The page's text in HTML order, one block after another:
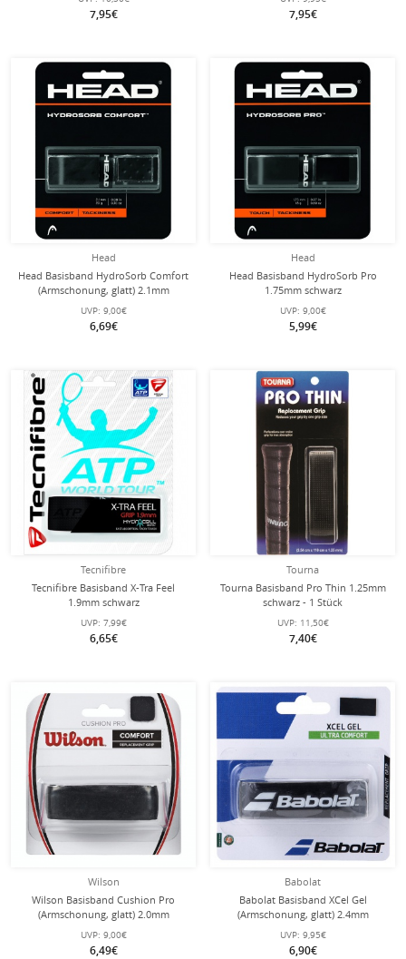
7,95€ 7,95€
Head
Head Basisband HydroSorb Comfort
(Armschonung, glatt) 2.1mm
schwarz
UVP: 9,00€
6,69€
Head
Head Basisband HydroSorb Pro
1.75mm schwarz
UVP: 9,00€
5,99€
Tecnifibre
Tecnifibre Basisband X-Tra Feel
1.9mm schwarz
UVP: 7,99€
6,65€
Tourna
Tourna Basisband Pro Thin 1.25mm
schwarz - 1 Stück
UVP: 11,50€
7,40€
Wilson
Wilson Basisband Cushion Pro
(Armschonung, glatt) 2.0mm
schwarz
UVP: 9,00€
6,49€
Babolat
Babolat Basisband XCel Gel
(Armschonung, glatt) 2.4mm
schwarz
UVP: 9,95€
6,90€